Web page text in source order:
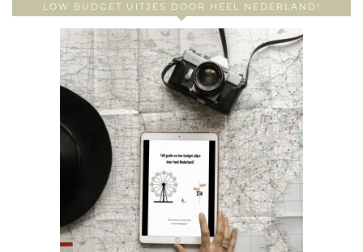
LOW BUDGET UITJES DOOR HEEL NEDERLAND!